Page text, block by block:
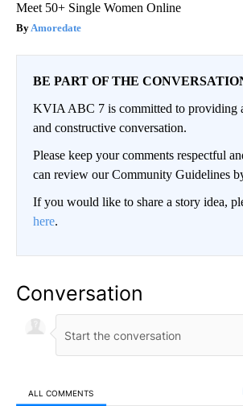
Meet 50+ Single Women Online
Amoredate
BE PART OF THE
KVIA ABC 7 is committed to providing
and constructive conversation.
Please keep your comments respectful
can review our Community Guidelines
If you would like to share a story idea,
here.
Conversation
ALL COMMENTS